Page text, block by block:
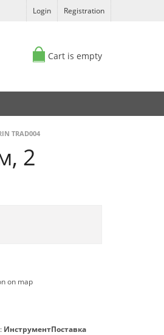
Login Registration
Cart is empty
TRAD004
2
on map
ИнструментПоставка